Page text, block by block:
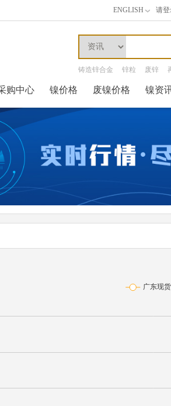
ENGLISH 请
铸造锌合金 锌粒 废锌
购中心 镍价格 废镍价格 镍资